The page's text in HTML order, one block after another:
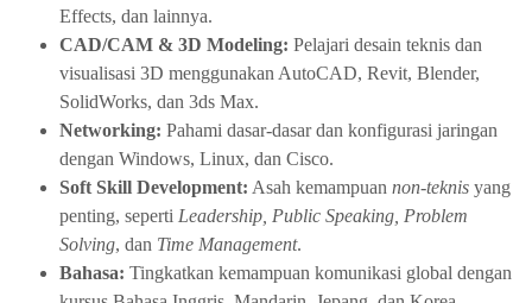
Effects, dan lainnya.
CAD/CAM & 3D Modeling: Pelajari desain teknis dan
visualisasi 3D menggunakan AutoCAD, Revit, Blender,
SolidWorks, dan 3ds Max.
Networking: Pahami dasar-dasar dan konfigurasi jaringan
dengan Windows, Linux, dan Cisco.
Soft Skill Development: Asah kemampuan non-teknis yang
penting, seperti Leadership, Public Speaking, Problem
Solving, dan Time Management.
Bahasa: Tingkatkan kemampuan komunikasi global dengan